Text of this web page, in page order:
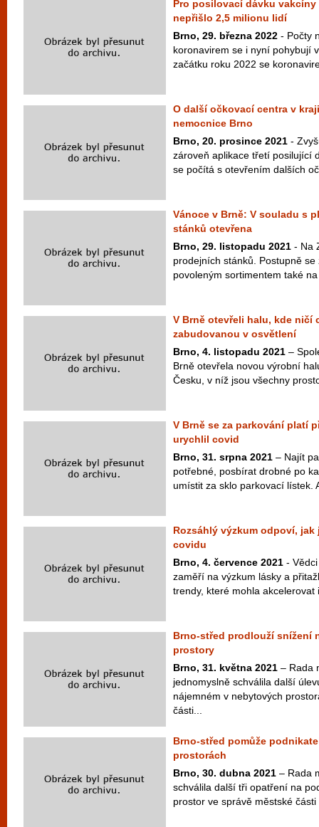
Pro posilovací dávku
nepřišlo 2,5 milionu lidí
Brno, 29. března 2022 - Počty
koronavirem se i nyní pohybují
začátku roku 2022 se
O další očkovací centra v
nemocnice Brno
Brno, 20. prosince 2021 -
zároveň aplikace třetí posilující
se počítá s otevřením dalších
Vánoce v Brně: V souladu s
stánků otevřena
Brno, 29. listopadu 2021 - Na
prodejních stánků. Postupně
povoleným sortimentem také
V Brně otevřeli halu, kde ničí
zabudovanou v osvětlení
Brno, 4. listopadu 2021 –
Brně otevřela novou výrobní
Česku, v níž jsou všechny
V Brně se za parkování platí
urychlil covid
Brno, 31. srpna 2021 – Najít
potřebné, posbírat drobné po
umístit za sklo parkovací lístek.
Rozsáhlý výzkum odpoví,
covidu
Brno, 4. července 2021 -
zaměří na výzkum lásky a
trendy, které mohla
Brno-střed prodlouží snížení
prostory
Brno, 31. května 2021 – Rada
jednomyslně schválila další
nájemném v nebytových
části...
Brno-střed pomůže
prostorách
Brno, 30. dubna 2021 – Rada
schválila další tři opatření na
prostor ve správě městské